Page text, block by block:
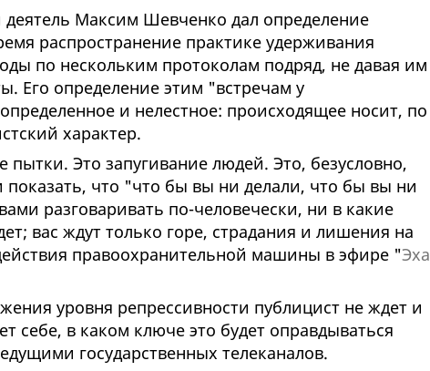
Максим Шевченко дал определение
распространение практике удерживания
по нескольким протоколам подряд, не давая им
Его определение этим "встречам у
и нелестное: происходящее носит, по
характер.
пытки. Это запугивание людей. Это, безусловно,
что "что бы вы ни делали, что бы вы ни
разговаривать по-человечески, ни в какие
вас ждут только горе, страдания и лишения на
правоохранительной машины в эфире "Эха
уровня репрессивности публицист не ждет и
себе, в каком ключе это будет оправдываться
государственных телеканалов.